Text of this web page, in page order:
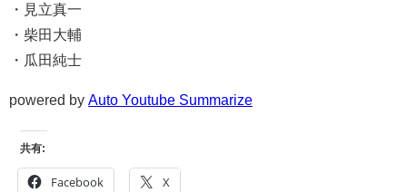
・見立真一
・柴田大輔
・瓜田純士
powered by Auto Youtube Summarize
共有:
Facebook X